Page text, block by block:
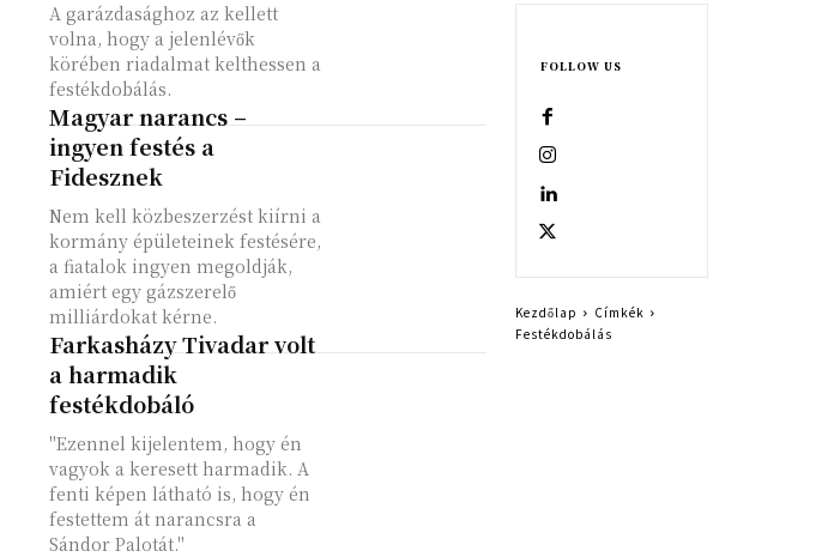
A garázdasághoz az kellett
volna, hogy a jelenlévők
körében riadalmat kelthessen a
festékdobálás.
Magyar narancs –
ingyen festés a
Fidesznek
Nem kell közbeszerzést kiírni a
kormány épületeinek festésére,
a fiatalok ingyen megoldják,
amiért egy gázszerelő
milliárdokat kérne.
Farkasházy Tivadar volt
a harmadik
festékdobáló
"Ezennel kijelentem, hogy én
vagyok a keresett harmadik. A
fenti képen látható is, hogy én
festettem át narancsra a
Sándor Palotát."
FOLLOW US
Kezdőlap
Címkék
Festékdobálás